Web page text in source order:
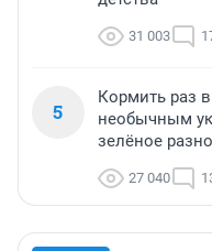
31 003
5
Кормить раз
необычным
зелёное
27 040